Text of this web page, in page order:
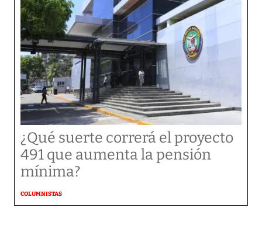
¿Qué suerte correrá el proyecto
491 que aumenta la pensión
mínima?
COLUMNISTAS